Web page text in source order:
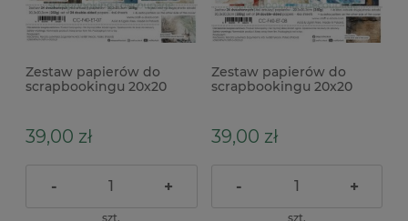
Zestaw papierów do
scrapbookingu 20x20
39,00 zł
- +
szt.
Zestaw papierów do
scrapbookingu 20x20
39,00 zł
- +
szt.